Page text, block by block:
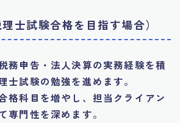
士試験合格を目指す場合）
務申告・法人決算の実務経験を積
士試験の勉強を進めます。
格科目を増やし、担当クライアン
専門性を深めます。